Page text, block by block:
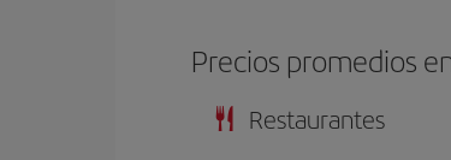
Precios promedios
Restaurantes